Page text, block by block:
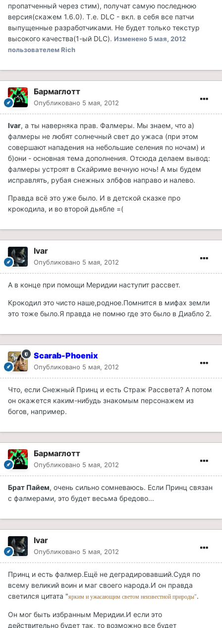
пропатченный через стим), получат самую последнюю
версия(скажем 1.6.0). Т.е. DLC - вкл. в себя все патчи
выпущенные разработчиками. Не будет только текстур
высокого качества(1-ый DLC). Изменено 5 мая, 2012
пользователем Rich
Бармаглотт
Опубликовано 5 мая, 2012
Ivar, а ты наверняка прав. Фалмеры. Мы знаем, что а)
фалмеры не любят солнечный свет до ужаса (при этом
совершают нападения на небольшие селения по ночам) и
б)они - основная тема дополнения. Отсюда делаем вывод:
фалмеры устроят в Скайриме вечную ночь! А мы будем
исправлять, рубая снежных элбфов направо и налево.
Правда всё это уже было. И в детской сказке про
крокодила, и во второй дьябле =(
Ivar
Опубликовано 5 мая, 2012
А в конце при помощи Меридии наступит рассвет.
Крокодил это чисто наше,родное.Помнится в мифах земли
это тоже было.Я правда не помню где это было в Диабло 2.
Scarab-Phoenix
Опубликовано 5 мая, 2012
Что, если Снежный Принц и есть Страж Рассвета? А потом
он окажется каким-нибудь знакомым персонажем из
богов, например.
Бармаглотт
Опубликовано 5 мая, 2012
Брат Пайем, очень сильно сомневаюсь. Если Принц связан
с фалмерами, это будет весьма бредово...
Ivar
Опубликовано 5 мая, 2012
Принц и есть фалмер.Ещё не деградировавший.Судя по
всему великий воин и маг своего народа.И он правда
светился цитата "ярким и ужасающим светом неизвестной природы".
Он мог быть избранным Меридии.И если это
действительно будет так, то возможно все будет